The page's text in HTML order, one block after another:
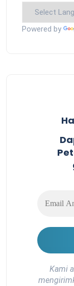
Powered by
Kami